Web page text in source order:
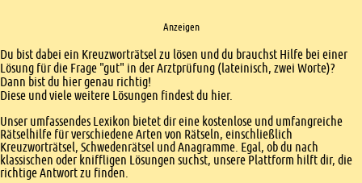
Anzeigen
Einleitung
Du bist dabei ein Kreuzworträtsel zu lösen und du brauchst Hilfe bei einer
Lösung für die Frage "gut" in der Arztprüfung (lateinisch, zwei Worte)?
Dann bist du hier genau richtig!
Diese und viele weitere Lösungen findest du hier.
Unser umfassendes Lexikon bietet dir eine kostenlose und umfangreiche
Rätselhilfe für verschiedene Arten von Rätseln, einschließlich
Kreuzworträtsel, Schwedenrätsel und Anagramme. Egal, ob du nach
klassischen oder kniffligen Lösungen suchst, unsere Plattform hilft dir, die
richtige Antwort zu finden.